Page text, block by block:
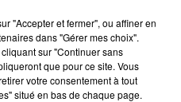
Vacances : inscrivez-
"Accepter et fermer", ou affiner en
dans "Gérer mes choix".
sur "Continuer sans
que pour ce site. Vous
votre consentement à tout
situé en bas de chaque page.